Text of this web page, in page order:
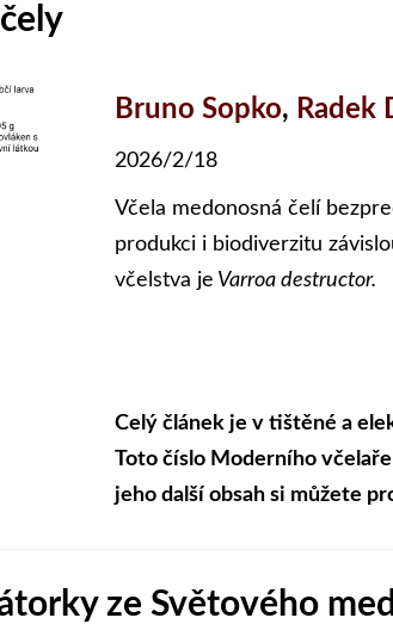
Bruno Sopko, Radek
2026/2/18
Včela medonosná čelí
produkci i biodiverzitu
včelstva je Varroa destructor.
Celý článek je v tištěné a
Toto číslo Moderního
jeho další obsah si můžete
ze Světového